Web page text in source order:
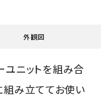
外観図
ユニットを組み合
み立ててお使い